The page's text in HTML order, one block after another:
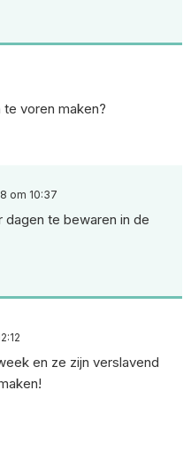
voren maken?
om 10:37
dagen te bewaren in de
en ze zijn verslavend